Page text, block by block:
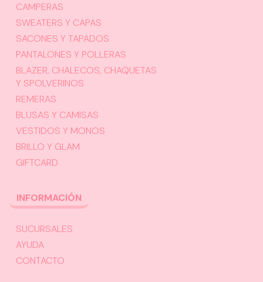
CAMPERAS
SWEATERS Y CAPAS
SACONES Y TAPADOS
PANTALONES Y POLLERAS
BLAZER, CHALECOS, CHAQUETAS
Y SPOLVERINOS
REMERAS
BLUSAS Y CAMISAS
VESTIDOS Y MONOS
BRILLO Y GLAM
GIFTCARD
INFORMACIÓN
SUCURSALES
AYUDA
CONTACTO